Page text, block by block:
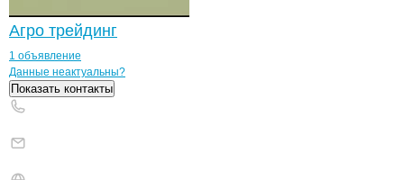
Агро трейдинг
1 объявление
Контактыкомпании
+7(800)000-00-..
Данные неактуальны?
Показать контакты